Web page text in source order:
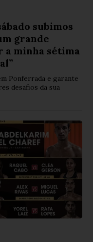
subimos
grande
a minha sétima
Ponferrada e garante
desafios da sua